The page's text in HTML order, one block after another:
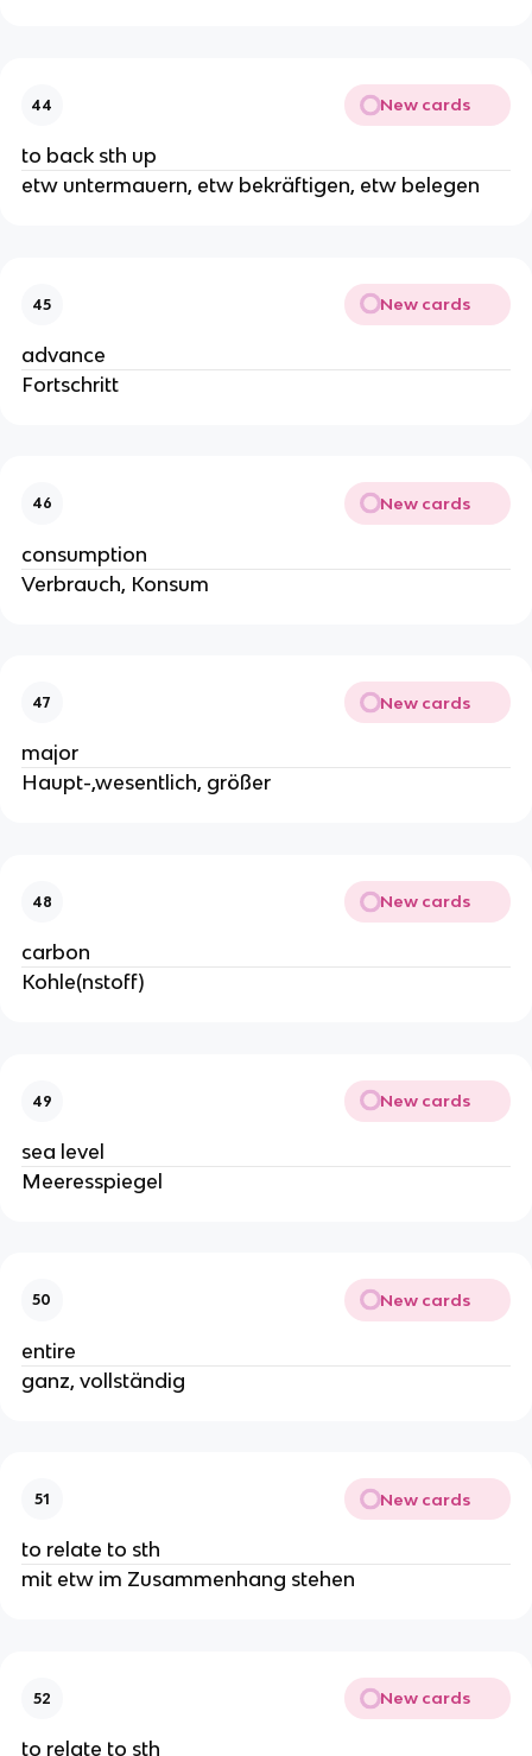
44 New cards
to back sth up
etw untermauern, etw bekräftigen, etw belegen
45 New cards
advance
Fortschritt
46 New cards
consumption
Verbrauch, Konsum
47 New cards
major
Haupt-,wesentlich, größer
48 New cards
carbon
Kohle(nstoff)
49 New cards
sea level
Meeresspiegel
50 New cards
entire
ganz, vollständig
51 New cards
to relate to sth
mit etw im Zusammenhang stehen
52 New cards
to relate to sth